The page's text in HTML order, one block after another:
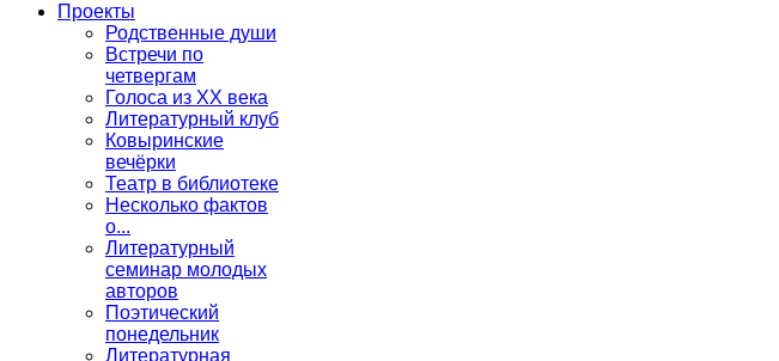
Проекты
Родственные души
Встречи по
четвергам
Голоса из ХХ века
Литературный клуб
Ковыринские
вечёрки
Театр в библиотеке
Несколько фактов
о...
Литературный
семинар молодых
авторов
Поэтический
понедельник
Литературная